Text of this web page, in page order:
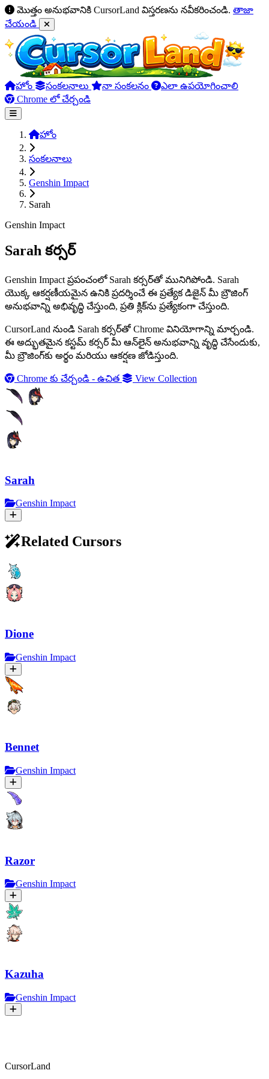
మొత్తం అనుభవానికి CursorLand విస్తరణను నవీకరించండి. తాజా
చేయండి
హోం సంకలనాలు నా సంకలనం
ఎలా ఉపయోగించాలి
Chrome లో చేర్చండి
హోం
సంకలనాలు
Genshin Impact
Sarah
Genshin Impact
Sarah కర్సర్
Genshin Impact ప్రపంచంలో Sarah కర్సర్‌తో మునిగిపోండి. Sarah
యొక్క ఆకర్షణీయమైన ఉనికి ప్రదర్శించే ఈ ప్రత్యేక డిజైన్ మీ బ్రౌజింగ్
అనుభవాన్ని అభివృద్ధి చేస్తుంది, ప్రతి క్లిక్‌ను ప్రత్యేకంగా చేస్తుంది.
CursorLand నుండి Sarah కర్సర్‌తో Chrome వినియోగాన్ని మార్చండి.
ఈ అద్భుతమైన కస్టమ్ కర్సర్ మీ ఆన్‌లైన్ అనుభవాన్ని వృద్ధి చేసేందుకు,
మీ బ్రౌజింగ్‌కు అర్థం మరియు ఆకర్షణ జోడిస్తుంది.
Chrome కు చేర్చండి - ఉచిత View Collection
Sarah
Genshin Impact
Related Cursors
Dione
Genshin Impact
Bennet
Genshin Impact
Razor
Genshin Impact
Kazuha
Genshin Impact
CursorLand